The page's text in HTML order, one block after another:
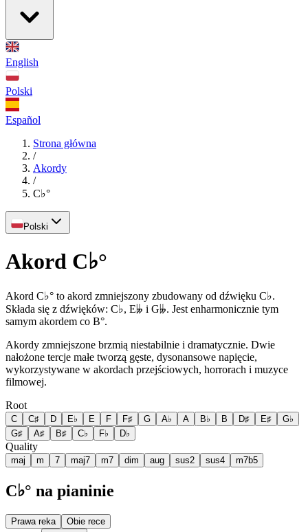
English
Polski
Español
Strona główna
/
Akordy
/
C♭°
Polski
Akord C♭°
Akord C♭° to akord zmniejszony zbudowany od dźwięku C♭.
Składa się z dźwięków: C♭, E𝄫 i G𝄫. Jest enharmonicznie tym
samym akordem co B°.
Akordy zmniejszone brzmią niestabilnie i dramatycznie. Dwie
nałożone tercje małe tworzą gęste, dysonansowe napięcie,
wykorzystywane w akordach przejściowych, horrorach i muzyce
filmowej.
Root
C C♯ D E♭ E F F♯ G A♭ A B♭ B D♯ E♯
G♭
G♯
A♯ B♯ C♭ F♭ D♭
Quality
maj m 7 maj7 m7 dim aug sus2 sus4 m7b5
C♭° na pianinie
Prawa reka Obie rece